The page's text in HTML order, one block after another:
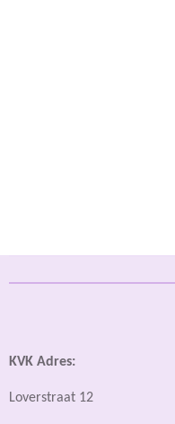
KVK Adres:
Loverstraat 12